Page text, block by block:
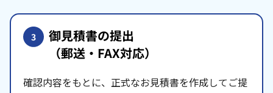
3 御見積書の提出
（郵送・FAX対応）
確認内容をもとに、正式なお見積書を作成してご提